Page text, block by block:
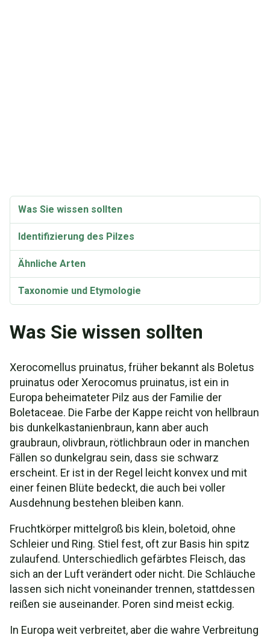
Was Sie wissen sollten
Identifizierung des Pilzes
Ähnliche Arten
Taxonomie und Etymologie
Was Sie wissen sollten
Xerocomellus pruinatus, früher bekannt als Boletus
pruinatus oder Xerocomus pruinatus, ist ein in
Europa beheimateter Pilz aus der Familie der
Boletaceae. Die Farbe der Kappe reicht von hellbraun
bis dunkelkastanienbraun, kann aber auch
graubraun, olivbraun, rötlichbraun oder in manchen
Fällen so dunkelgrau sein, dass sie schwarz
erscheint. Er ist in der Regel leicht konvex und mit
einer feinen Blüte bedeckt, die auch bei voller
Ausdehnung bestehen bleiben kann.
Fruchtkörper mittelgroß bis klein, boletoid, ohne
Schleier und Ring. Stiel fest, oft zur Basis hin spitz
zulaufend. Unterschiedlich gefärbtes Fleisch, das
sich an der Luft verändert oder nicht. Die Schläuche
lassen sich nicht voneinander trennen, stattdessen
reißen sie auseinander. Poren sind meist eckig.
In Europa weit verbreitet, aber die wahre Verbreitung